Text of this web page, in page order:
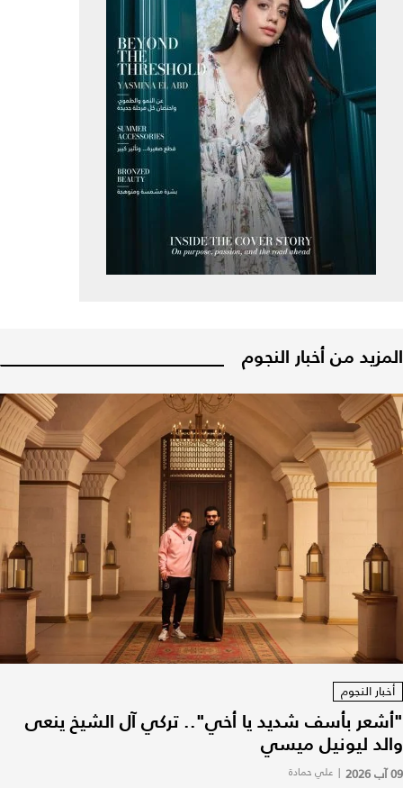
المزيد من أخبار النجوم
أخبار النجوم
"أشعر بأسف شديد يا أخي".. تركي آل الشيخ ينعى
والد ليونيل ميسي
09 آب 2026 | علي حمادة